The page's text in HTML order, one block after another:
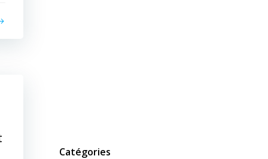
Catégories